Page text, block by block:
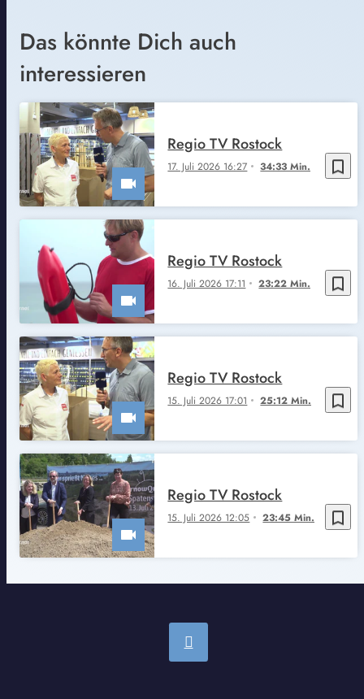
Das könnte Dich auch
interessieren
bookmark_border
17. Juli 2026 16:27 34:33 Min.
Regio TV Rostock
bookmark_border
16. Juli 2026 17:11 23:22 Min.
Regio TV Rostock
bookmark_border
15. Juli 2026 17:01 25:12 Min.
Regio TV Rostock
bookmark_border
15. Juli 2026 12:05 23:45 Min.
Regio TV Rostock